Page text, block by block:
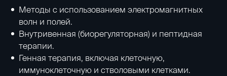
Методы с использованием электромагнитных
волн и полей
Внутривенная (биорегуляторная) и пептидная
терапии
Генная терапия, включая клеточную,
иммуноклеточную истволовыми клетками